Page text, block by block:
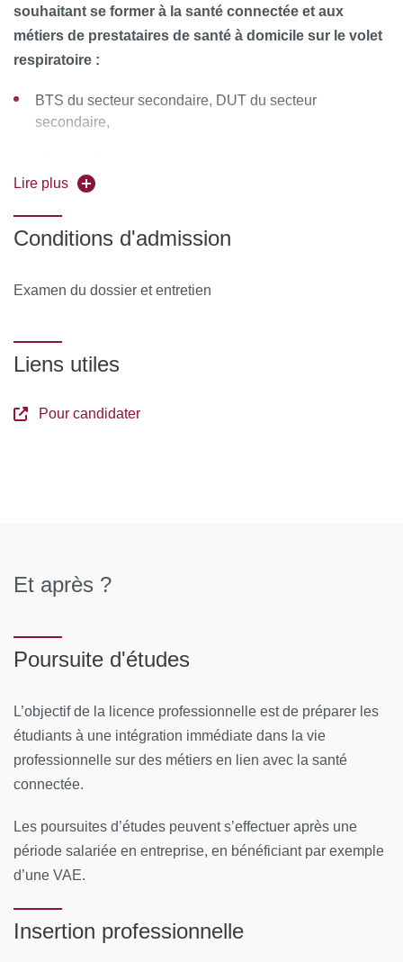
souhaitant se former à la santé connectée et aux
métiers de prestataires de santé à domicile sur le volet
respiratoire :
BTS du secteur secondaire, DUT du secteur
secondaire,
biologie),
Étudiants en remédiation,
le domaine (FTLV),
Lire plus
Conditions d'admission
Examen du dossier et entretien
Liens utiles
Pour candidater
Et après ?
Poursuite d'études
L’objectif de la licence professionnelle est de préparer les
étudiants à une intégration immédiate dans la vie
professionnelle sur des métiers en lien avec la santé
connectée.
Les poursuites d’études peuvent s’effectuer après une
période salariée en entreprise, en bénéficiant par exemple
d’une VAE.
Insertion professionnelle